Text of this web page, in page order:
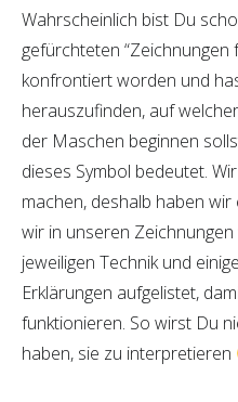
Wahrscheinlich bist Du
gefürchteten “Zeichnungen
konfrontiert worden und
herauszufinden, auf
der Maschen beginnen
dieses Symbol bedeutet.
machen, deshalb haben wir
wir in unseren
jeweiligen Technik und
Erklärungen aufgelistet,
funktionieren. So wirst Du
haben, sie zu interpretieren